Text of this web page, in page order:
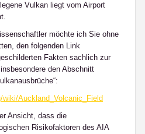
Vulkan liegt vom Airport
möchte ich Sie ohne
den folgenden Link
Fakten sachlich zur
den Abschnitt
Auckland_Volcanic_Field
Ansicht, dass die
Risikofaktoren des AIA